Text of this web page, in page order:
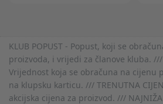
KLUB POPUST - Popust, koji se
proizvoda, i vrijedi za članove kluba. ///
Vrijednost koja se obračuna na cijenu
na klupsku karticu. /// TRENUTNA
akcijska cijena za proizvod. /// NAJNIŽA